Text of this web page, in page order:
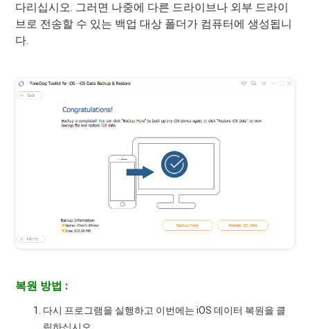
다리십시오. 그러면 나중에 다른 드라이브나 외부 드라이
브로 전송할 수 있는 백업 대상 폴더가 컴퓨터에 생성됩니
다.
복원 방법 :
다시 프로그램을 실행하고 이번에는 iOS 데이터 복원을 클
릭하십시오.